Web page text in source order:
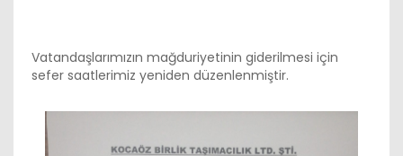
Vatandaşlarımızın mağduriyetinin giderilmesi için
sefer saatlerimiz yeniden düzenlenmiştir.